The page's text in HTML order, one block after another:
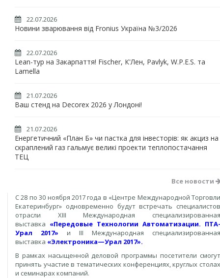
22.07.2026
Новини зварювання від Fronius Україна №3/2026
22.07.2026
Lean-тур на Закарпаття! Fischer, К'Лен, Pavlyk, W.P.E.S. та
Lamella
21.07.2026
Ваш стенд на Decorex 2026 у Лондоні!
21.07.2026
Енергетичний «План Б» чи пастка для інвесторів: як акциз на
скраплений газ гальмує великі проекти теплопостачання
ТЕЦ
Все новости
С 28 по 30 ноября 2017 года в «Центре Международной Торговли
Екатеринбург» одновременно будут встречать специалистов
отрасли XIII Международная специализированная
выставка «Передовые Технологии Автоматизации. ПТА-
Урал 2017»
и III Международная специализированная
выставка «Электроника—Урал 2017».
В рамках насыщенной деловой программы посетители смогут
принять участие в тематических конференциях, круглых столах
и семинарах компаний.